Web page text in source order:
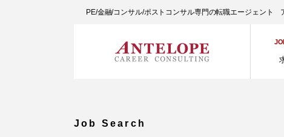
PE/金融/コンサル/ポストコンサル専門の転職エージェント
Job Search